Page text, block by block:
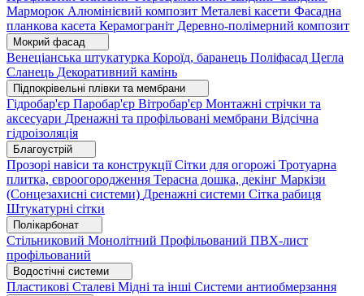
Марморок Алюмінієвий композит Металеві касети Фасадна
планкова касета Керамограніт Деревно-полімерний композит
Мокрий фасад
Венеціанська штукатурка Короїд, баранець Поліфасад Цегла
Сланець Декоративний камінь
Підпокрівельні плівки та мембрани
Гідробар'єр Паробар'єр Вітробар'єр Монтажні стрічки та
аксесуари Дренажні та профільовані мембрани Відсічна
гідроізоляція
Благоустрій
Прозорі навіси та конструкціїСітки для огорожі Тротуарна
плитка, євроогородження Терасна дошка, декінг Маркізи
(Сонцезахисні системи) Дренажні системи Сітка рабиця
Штукатурні сітки
Полікарбонат
Стільниковий Монолітний Профільований ПВХ-лист
профільований
Водостічні системи
Пластикові Сталеві Мідні та інші Системи антиобмерзання